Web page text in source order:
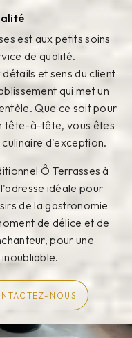
est aux petits soins
de qualité.
et sens du client
qui met un
Que ce soit pour
tête-à-tête, vous êtes
d'exception.
Ô Terrasses à
idéale pour
de la gastronomie
de délice et de
pour une
NOUS